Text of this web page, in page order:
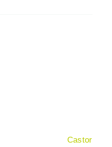
Castor